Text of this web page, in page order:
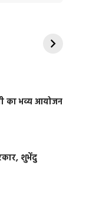
का भव्य आयोजन
शुभेंदु